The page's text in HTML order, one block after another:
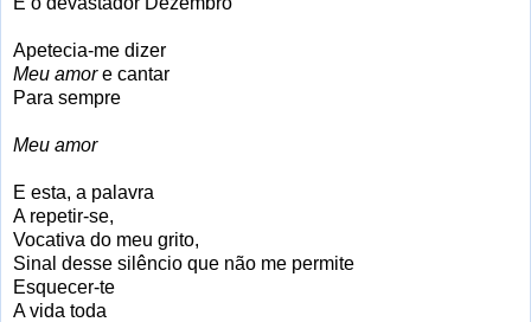
Apetecia-me dizer
Meu amore cantar
Para sempre
Meu amor
E esta, a palavra
A repetir-se,
Vocativa do meu grito,
Sinal desse silêncio que não me permite
Esquecer-te
A vida toda